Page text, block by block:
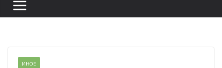
ИНОЕ